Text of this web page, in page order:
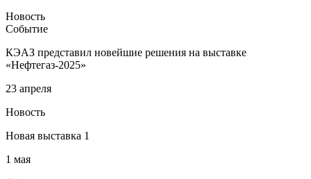
Новость
Событие
КЭАЗ представил новейшие решения на выставке
«Нефтегаз-2025»
23 апреля
Новость
Новая выставка 1
1 мая